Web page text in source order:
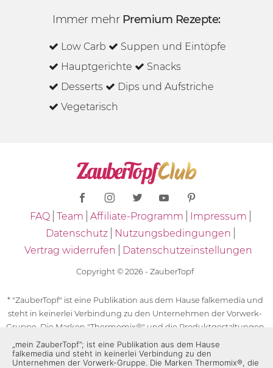
Immer mehr Premium Rezepte:
Low Carb
Suppen und Eintöpfe
Hauptgerichte
Snacks
Desserts
Dips und Aufstriche
Vegetarisch
FAQ Team Affiliate-Programm
Impressum
Datenschutz
Nutzungsbedingungen
Vertrag widerrufen
Datenschutzeinstellungen
Copyright © 2026 - ZauberTopf
* "ZauberTopf" ist eine Publikation aus dem Hause falkemedia und
steht in keinerlei Verbindung zu den Unternehmen der Vorwerk-
Gruppe. Die Marken "Thermomix®" und die Produktgestaltungen
des "Thermomix®" sind eingetragene Marken der Unternehmen
der Vorwerk-Gruppe. Die Marken Thermomix®, die Zeichen TM5®,
„mein ZauberTopf”; ist eine Publikation aus dem Hause
falkemedia und steht in keinerlei Verbindung zu den
Unternehmen der Vorwerk-Gruppe. Die Marken Thermomix®, die